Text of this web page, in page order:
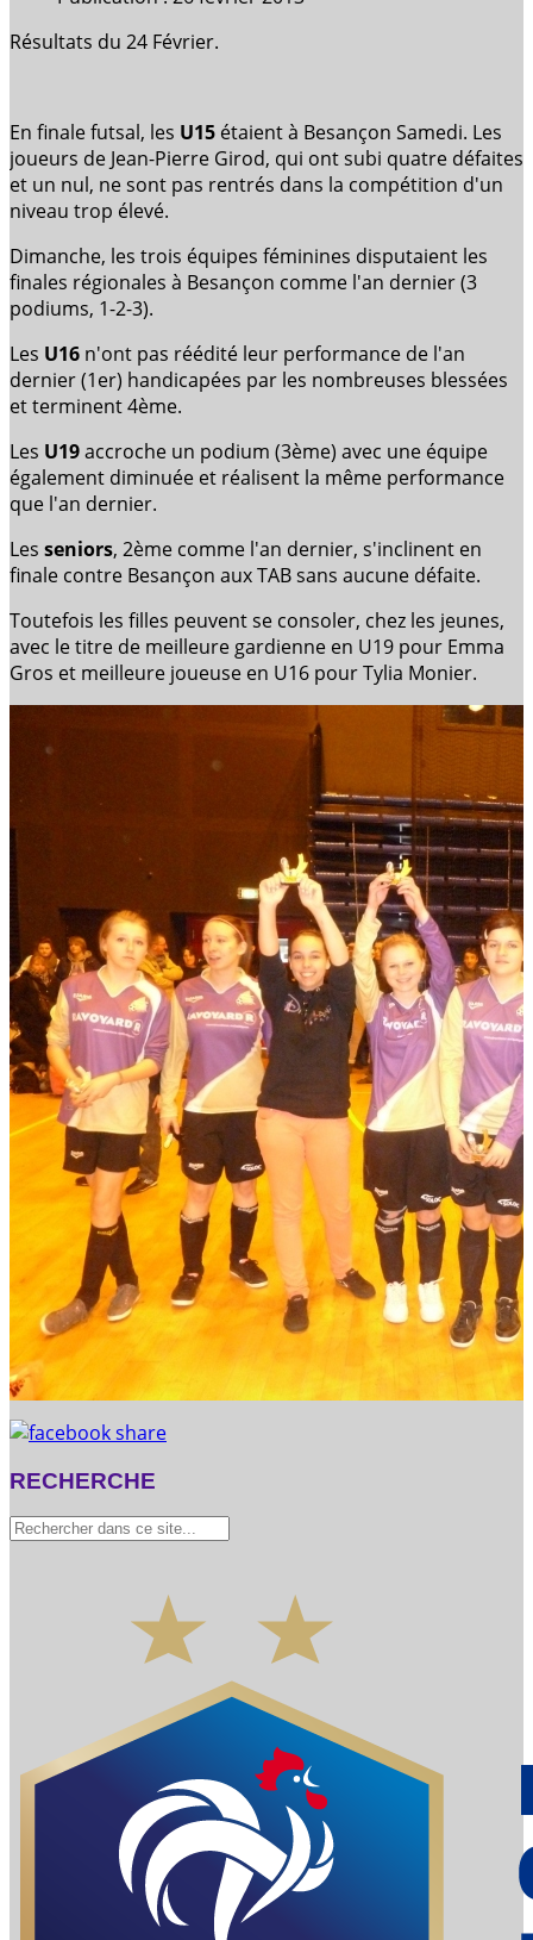
Résultats du 24 Février.
En finale futsal, les U15 étaient à Besançon Samedi. Les
joueurs de Jean-Pierre Girod, qui ont subi quatre défaites
et un nul, ne sont pas rentrés dans la compétition d'un
niveau trop élevé.
Dimanche, les trois équipes féminines disputaient les
finales régionales à Besançon comme l'an dernier (3
podiums, 1-2-3).
Les U16 n'ont pas réédité leur performance de l'an
dernier (1er) handicapées par les nombreuses blessées
et terminent 4ème.
Les U19accroche un podium (3ème) avec une équipe
également diminuée et réalisent la même performance
que l'an dernier.
Les seniors, 2ème comme l'an dernier, s'inclinent en
finale contre Besançon aux TAB sans aucune défaite.
Toutefois les filles peuvent se consoler, chez les jeunes,
avec le titre de meilleure gardienne en U19 pour Emma
Gros et meilleure joueuse en U16 pour Tylia Monier.
RECHERCHE